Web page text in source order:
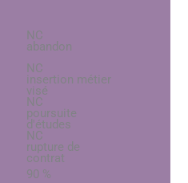
NC
abandon
NC
insertion métier
visé
NC
poursuite
d'études
NC
rupture de
contrat
90 %